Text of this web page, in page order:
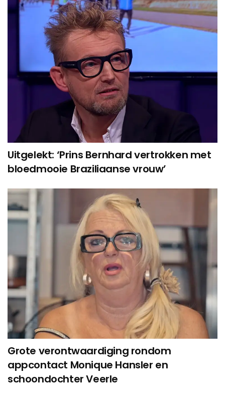
Uitgelekt: ‘Prins Bernhard vertrokken met
bloedmooie Braziliaanse vrouw’
Grote verontwaardiging rondom
appcontact Monique Hansler en
schoondochter Veerle